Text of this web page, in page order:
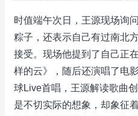
时值端午次日，王源现场询
粽子，还表示自己有过南北
接受。现场他提到了自己正
样的云》，随后还演唱了电
球Live首唱，王源解读歌曲
是不切实际的想象，却象征